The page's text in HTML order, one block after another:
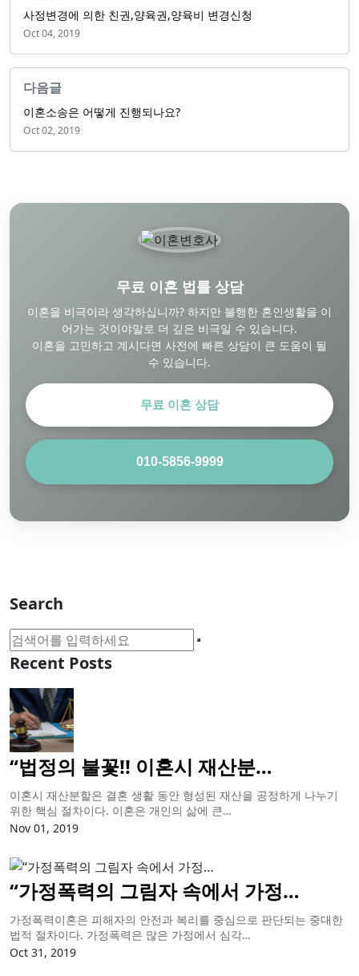
사정변경에 의한 친권,양육권,양육비 변경신청
Oct 04, 2019
다음글
이혼소송은 어떻게 진행되나요?
Oct 02, 2019
무료 이혼 법률 상담
이혼을 비극이라 생각하십니까? 하지만 불행한 혼인생활을 이
어가는 것이야말로 더 깊은 비극일 수 있습니다.
이혼을 고민하고 계시다면 사전에 빠른 상담이 큰 도움이 될
수 있습니다.
무료 이혼 상담
010-5856-9999
Search
Recent Posts
“법정의 불꽃!! 이혼시 재산분…
이혼시 재산분할은 결혼 생활 동안 형성된 재산을 공정하게 나누기
위한 핵심 절차이다. 이혼은 개인의 삶에 큰…
Nov 01, 2019
“가정폭력의 그림자 속에서 가정…
가정폭력이혼은 피해자의 안전과 복리를 중심으로 판단되는 중대한
법적 절차이다. 가정폭력은 많은 가정에서 심각…
Oct 31, 2019